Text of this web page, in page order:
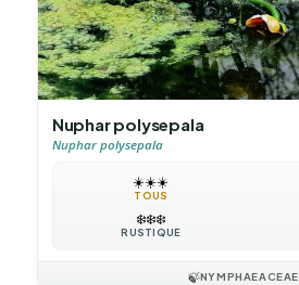
Nuphar polysepala
Nuphar polysepala
☀️☀️☀️
TOUS
❄️❄️❄️
RUSTIQUE
🍃NYMPHAEACEAE